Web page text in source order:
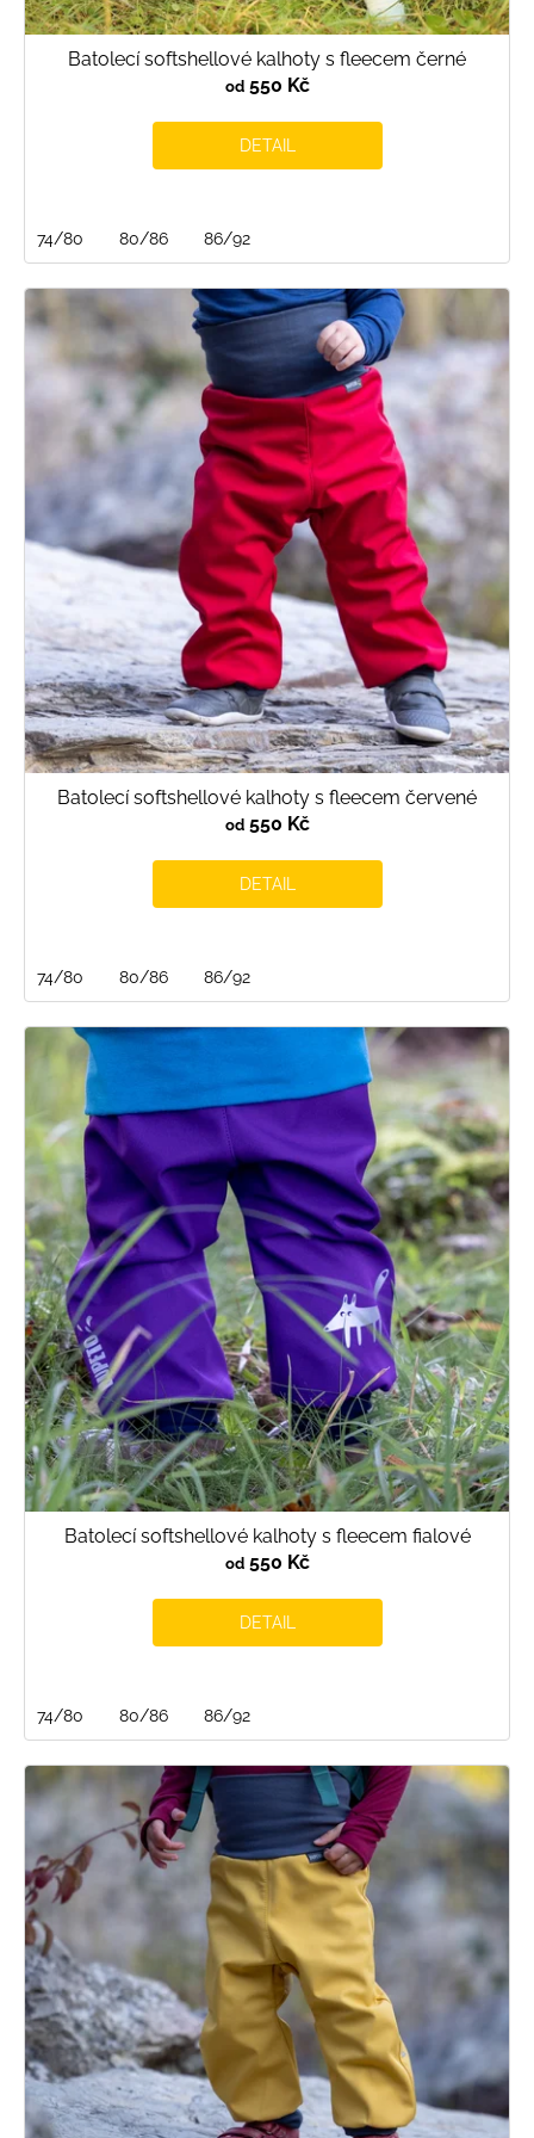
Batolecí softshellové kalhoty s fleecem černé
od550 Kč
DETAIL
74/80 80/86 86/92
Batolecí softshellové kalhoty s fleecem červené
od550 Kč
DETAIL
74/80 80/86 86/92
Batolecí softshellové kalhoty s fleecem fialové
od550 Kč
DETAIL
74/80 80/86 86/92